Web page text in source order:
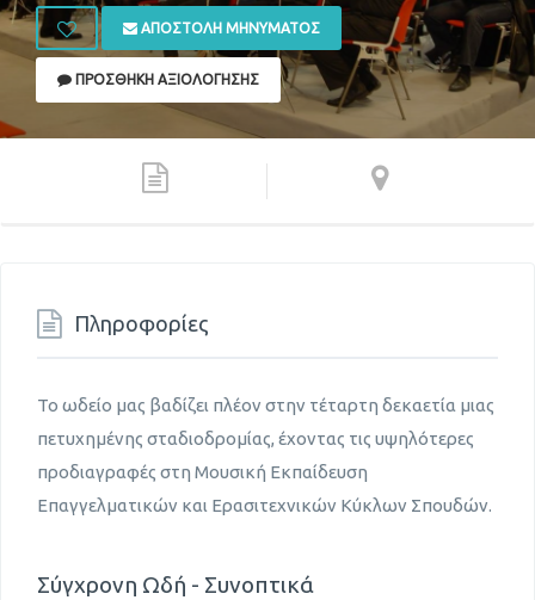
ΑΠΟΣΤΟΛΉ ΜΗΝΎΜΑΤΟΣ
ΠΡΟΣΘΉΚΗ ΑΞΙΟΛΌΓΗΣΗΣ
Πληροφορίες
Το ωδείο μας βαδίζει πλέον στην τέταρτη δεκαετία μιας
πετυχημένης σταδιοδρομίας, έχοντας τις υψηλότερες
προδιαγραφές στη Μουσική Εκπαίδευση
Επαγγελματικών και Ερασιτεχνικών Κύκλων Σπουδών.
Σύγχρονη Ωδή - Συνοπτικά